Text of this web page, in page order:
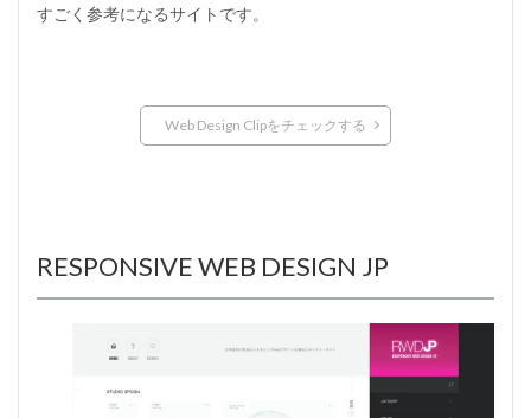
すごく参考になるサイトです。
Web Design Clipをチェックする
RESPONSIVE WEB DESIGN JP